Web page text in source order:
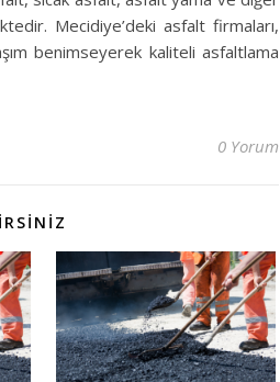
Mecidiye’deki asfalt firmaları,
benimseyerek kaliteli asfaltlama
0 Yorum